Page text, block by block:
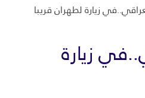
زيارة لطهران قريبا
زيارة